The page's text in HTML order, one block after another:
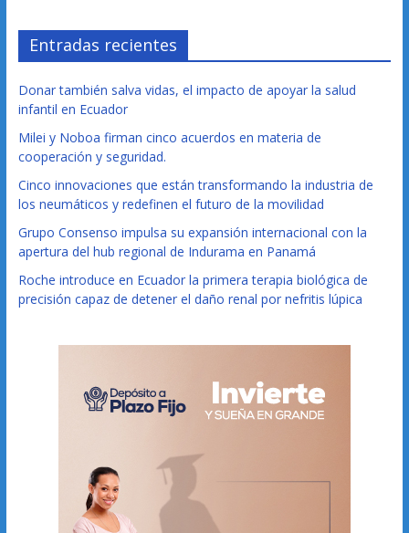
Entradas recientes
Donar también salva vidas, el impacto de apoyar la salud
infantil en Ecuador
Milei y Noboa firman cinco acuerdos en materia de
cooperación y seguridad.
Cinco innovaciones que están transformando la industria de
los neumáticos y redefinen el futuro de la movilidad
Grupo Consenso impulsa su expansión internacional con la
apertura del hub regional de Indurama en Panamá
Roche introduce en Ecuador la primera terapia biológica de
precisión capaz de detener el daño renal por nefritis lúpica